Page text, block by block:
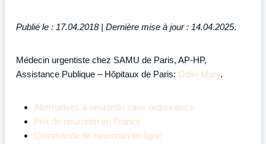
Publié le : 17.04.2018 | Dernière mise à jour : 14.04.2025.
Médecin urgentiste chez SAMU de Paris, AP-HP,
Assistance Publique – Hôpitaux de Paris: Odile Mary.
Alternatives à neurontin sans ordonnance
Prix de neurontin en France
Commande de neurontin en ligne